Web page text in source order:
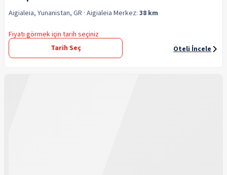
Aigialeia, Yunanistan, GR · Aigialeia Merkez: 38 km
Fiyatı görmek için tarih seçiniz
Tarih Seç
Oteli İncele